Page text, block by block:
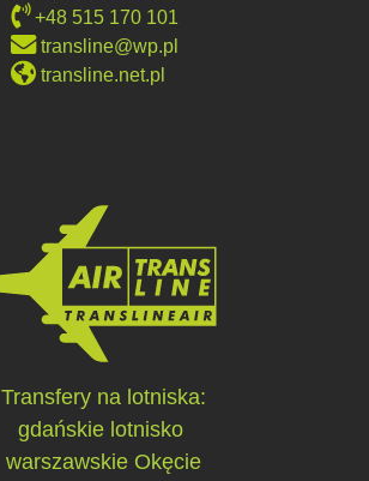
+48 515 170 101
transline@wp.pl
transline.net.pl
Transfery na lotniska:
gdańskie lotnisko
warszawskie Okęcie